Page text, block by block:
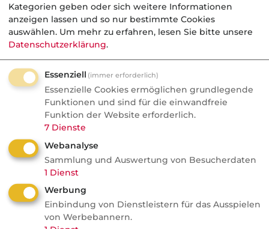
Markt
Nachrichten
Wefox Gründer packt aus:
"Der größte Fehler, den ich
gemacht habe"
Wefox wurde zum Vorzeige-Startup und
geriet später ins Wanken. Der Gründer
nennt milliardenschwere
Fehlentscheidungen und kritisiert
gängige Investorenlogiken.
Kategorien geben oder sich weitere Informationen
anzeigen lassen und so nur bestimmte Cookies
auswählen. Um mehr zu erfahren, lesen Sie bitte unsere
Datenschutzerklärung.
Essenziell (immer erforderlich)
Essenzielle Cookies ermöglichen grundlegende
Funktionen und sind für die einwandfreie
Funktion der Website erforderlich.
7 Dienste
Webanalyse
Sammlung und Auswertung von Besucherdaten
1 Dienst
Werbung
Einbindung von Dienstleistern für das Ausspielen
von Werbebannern.